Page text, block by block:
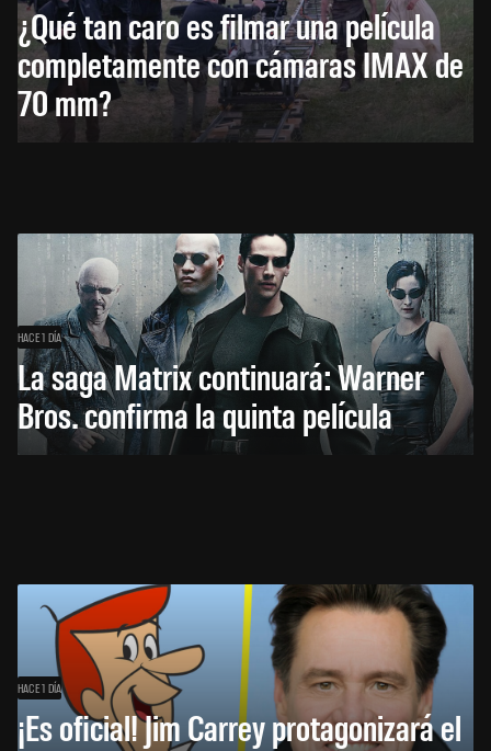
¿Qué tan caro es filmar una película
completamente con cámaras IMAX de
70 mm?
HACE 1 DÍA
La saga Matrix continuará: Warner
Bros. confirma la quinta película
HACE 1 DÍA
¡Es oficial! Jim Carrey protagonizará el